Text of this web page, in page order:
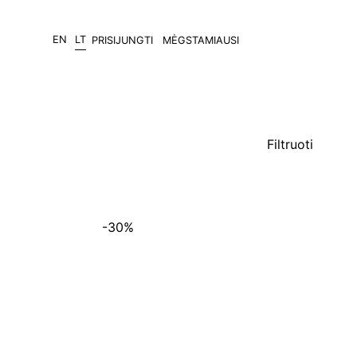
EN LT PRISIJUNGTI MĖGSTAMIAUSI
Filtruoti
-30%